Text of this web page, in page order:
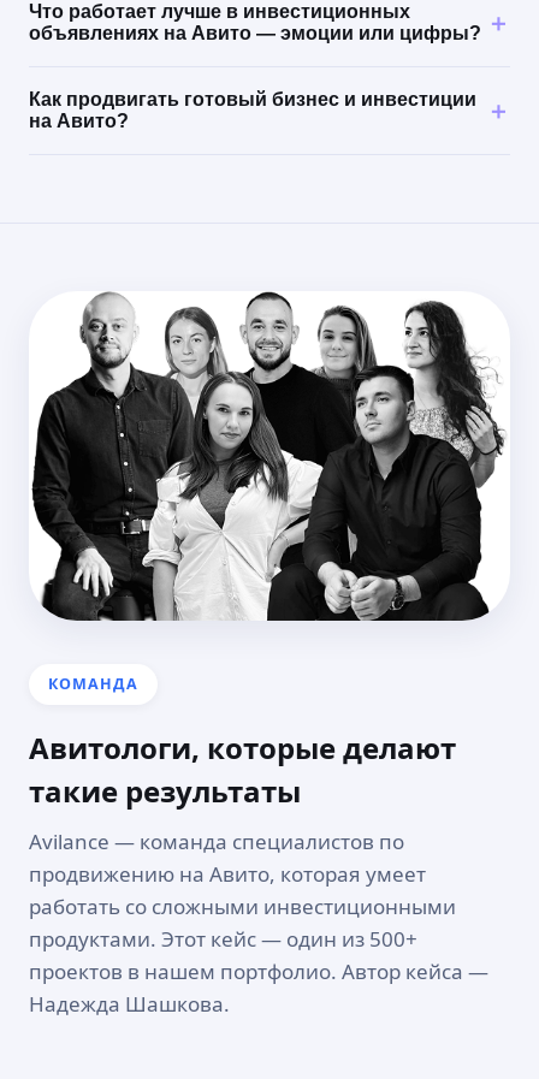
Что работает лучше в инвестиционных
объявлениях на Авито — эмоции или цифры?
Как продвигать готовый бизнес и инвестиции
на Авито?
КОМАНДА
Авитологи, которые делают
такие результаты
Avilance — команда специалистов по
продвижению на Авито, которая умеет
работать со сложными инвестиционными
продуктами. Этот кейс — один из 500+
проектов в нашем портфолио. Автор кейса —
Надежда Шашкова.